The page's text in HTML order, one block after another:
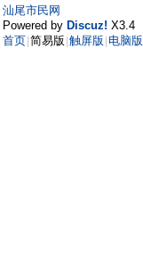
汕尾市民网
Powered by Discuz! X3.4
首页 简易版 触屏版 电脑版